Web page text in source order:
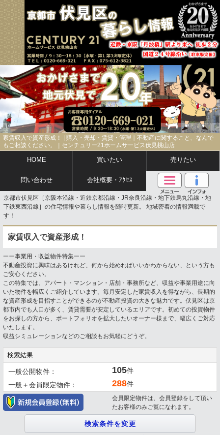
家賃収入で資産形成！ | 購入・売却・賃貸・管理｜不動産に関すること、なんで
もご相談ください。｜センチュリー21ホームサービス伏見桃山店
HOME 買いたい 売りたい
問い合わせ 会社概要・ｱｸｾｽ
京都市伏見区［京阪本沿線・近鉄京都沿線・JR奈良沿線・地下鉄烏丸沿線・地
下鉄東西沿線］の住宅情報や暮らし情報を随時更新。 地域密着の情報満載で
す！
家賃収入で資産形成！
ーー事業用・収益物件特集ーー
不動産投資に興味はあるけれど、何から始めればいいかわからない、という方も
ご安心ください。
この特集では、アパート・マンション・店舗・事務所など、収益や事業用途に向
いた物件を幅広くご紹介しています。毎月安定した家賃収入を得ながら、長期的
な資産形成を目指すことができるのが不動産投資の大きな魅力です。伏見区は京
都市内でも人口が多く、賃貸需要が安定しているエリアです。初めての投資物件
をお探しの方から、ポートフォリオを拡大したいオーナー様まで、幅広くご対応
いたします。
収益シミュレーションなどのご相談もお気軽にどうぞ。
検索結果
一般公開物件： 105件
一般＋会員限定物件：
288件
会員限定物件は、会員登録をして頂い
たお客様のみご覧になれます。